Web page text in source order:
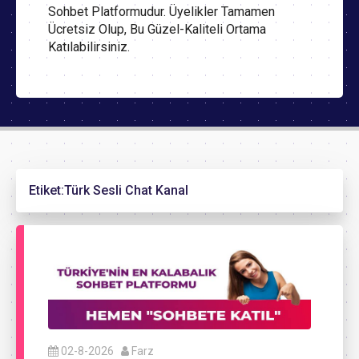
Sohbet Platformudur. Üyelikler Tamamen
Ücretsiz Olup, Bu Güzel-Kaliteli Ortama
Katılabilirsiniz.
Etiket:Türk Sesli Chat Kanal
02-8-2026 Farz